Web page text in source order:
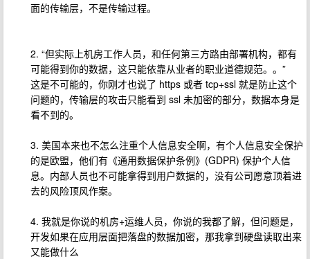
面的传输层，不是传输过程。
2. “但实际上机房工作人员，和任何第三方路由部署机构，都有
可能得到你的数据，这只能依靠从业者的职业道德规范。。”
这是不可能的，你刚才也说了 https 或者 tcp+ssl 就是防止这个
问题的，传输层的攻击只能看到 ssl 未加密的部分，数据本身是
看不到的。
3. 美国本来也不怎么注重个人信息安全啊，有个人信息安全保护
的是欧盟，他们有《通用数据保护条例》(GDPR) 保护个人信
息。内部人员也不可能拿得到用户数据的，没有公司愿意顶着进
去的风险顶风作案。
4. 我就是你说的机房+运维人员，你说的我都了解，但问题是，
开发如果在应用层面把落盘的数据加密，那我拿到硬盘读取出来
又能做什么